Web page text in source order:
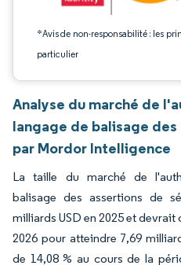
*Avis de non-responsabilité : les
particulier
Analyse du marché de
langage de balisage
par Mordor Intelligence
La taille du marché de
balisage des assertions de
milliards USD en 2025 et
2026 pour atteindre 7,69
de 14,08 % au cours de la